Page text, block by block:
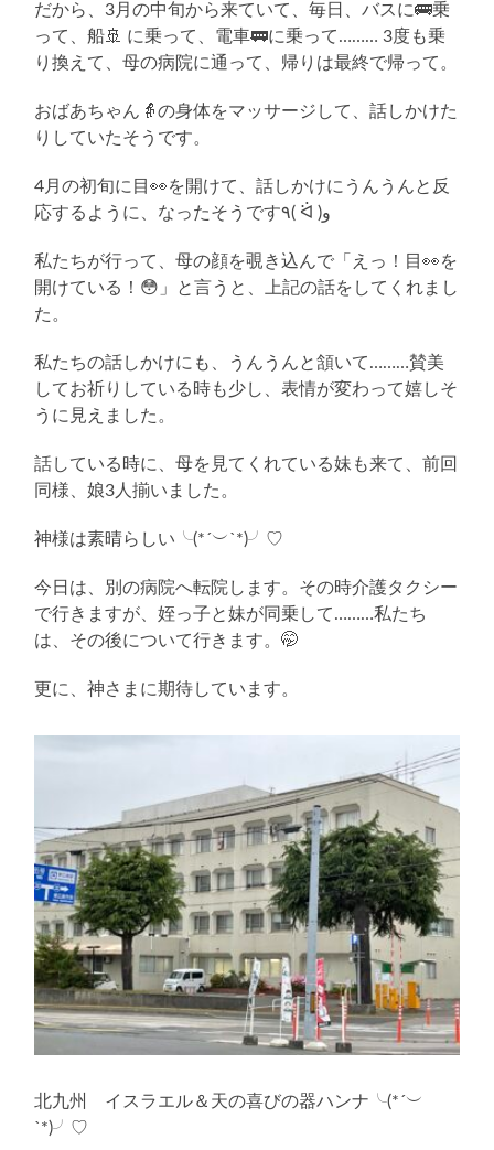
だから、3月の中旬から来ていて、毎日、バスに🚌乗
って、船🚢 に乗って、電車🚃に乗って……… 3度も乗
り換えて、母の病院に通って、帰りは最終で帰って。
おばあちゃん👵の身体をマッサージして、話しかけた
りしていたそうです。
4月の初旬に目👀を開けて、話しかけにうんうんと反
応するように、なったそうです٩( ᐛ )و
私たちが行って、母の顔を覗き込んで「えっ！目👀を
開けている！😳」と言うと、上記の話をしてくれまし
た。
私たちの話しかけにも、うんうんと頷いて………賛美
してお祈りしている時も少し、表情が変わって嬉しそ
うに見えました。
話している時に、母を見てくれている妹も来て、前回
同様、娘3人揃いました。
神様は素晴らしい╰(*´︶`*)╯♡
今日は、別の病院へ転院します。その時介護タクシー
で行きますが、姪っ子と妹が同乗して………私たち
は、その後について行きます。🤭
更に、神さまに期待しています。
北九州 イスラエル＆天の喜びの器ハンナ╰(*´︶
`*)╯♡